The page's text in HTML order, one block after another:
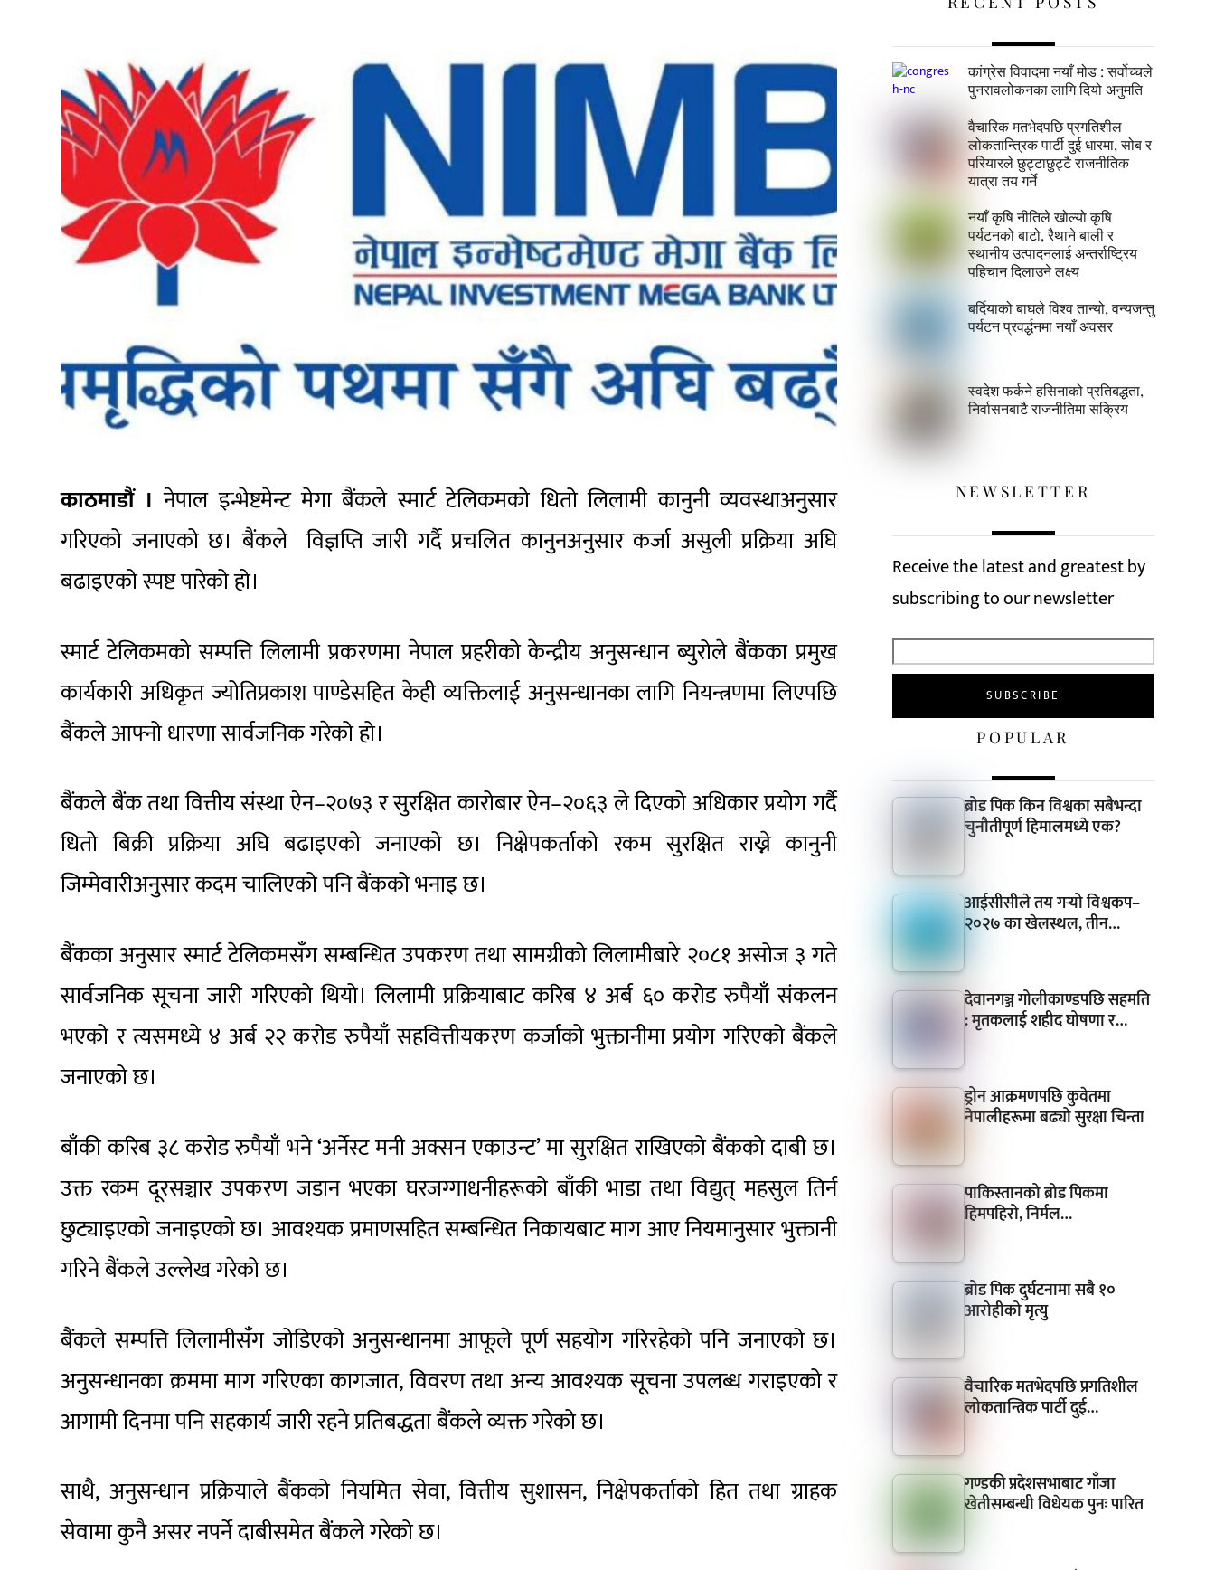
काठमाडौं ।नेपाल इन्भेष्टमेन्ट मेगा बैंकले स्मार्ट टेलिकमको धितो लिलामी कानुनी व्यवस्थाअनुसार
गरिएको जनाएको छ। बैंकले विज्ञप्ति जारी गर्दै प्रचलित कानुनअनुसार कर्जा असुली प्रक्रिया अघि
बढाइएको स्पष्ट पारेको हो।
स्मार्ट टेलिकमको सम्पत्ति लिलामी प्रकरणमानेपाल प्रहरीको केन्द्रीय अनुसन्धान ब्युरोले बैंकका प्रमुख
कार्यकारी अधिकृत ज्योतिप्रकाश पाण्डेसहित केही व्यक्तिलाई अनुसन्धानका लागि नियन्त्रणमा लिएपछि
बैंकले आफ्नो धारणा सार्वजनिक गरेको हो।
बैंकले बैंक तथा वित्तीय संस्था ऐन–२०७३ र सुरक्षित कारोबार ऐन–२०६३ ले दिएको अधिकार प्रयोग गर्दै
धितो बिक्री प्रक्रिया अघि बढाइएको जनाएको छ। निक्षेपकर्ताको रकम सुरक्षित राख्ने कानुनी
जिम्मेवारीअनुसार कदम चालिएको पनि बैंकको भनाइ छ।
बैंकका अनुसार स्मार्ट टेलिकमसँग सम्बन्धित उपकरण तथा सामग्रीको लिलामीबारे २०८१ असोज ३ गते
सार्वजनिक सूचना जारी गरिएको थियो। लिलामी प्रक्रियाबाट करिब ४ अर्ब ६० करोड रुपैयाँ संकलन
भएको र त्यसमध्ये ४ अर्ब २२ करोड रुपैयाँ सहवित्तीयकरण कर्जाको भुक्तानीमा प्रयोग गरिएको बैंकले
जनाएको छ।
बाँकी करिब ३८ करोड रुपैयाँ भने ‘अर्नेस्ट मनी अक्सन एकाउन्ट’ मा सुरक्षित राखिएको बैंकको दाबी छ।
उक्त रकम दूरसञ्चार उपकरण जडान भएका घरजग्गाधनीहरूको बाँकी भाडा तथा विद्युत् महसुल तिर्न
छुट्याइएको जनाइएको छ। आवश्यक प्रमाणसहित सम्बन्धित निकायबाट माग आए नियमानुसार भुक्तानी
गरिने बैंकले उल्लेख गरेको छ।
बैंकले सम्पत्ति लिलामीसँग जोडिएको अनुसन्धानमा आफूले पूर्ण सहयोग गरिरहेको पनि जनाएको छ।
अनुसन्धानका क्रममा माग गरिएका कागजात, विवरण तथा अन्य आवश्यक सूचना उपलब्ध गराइएको र
आगामी दिनमा पनि सहकार्य जारी रहने प्रतिबद्धता बैंकले व्यक्त गरेको छ।
साथै, अनुसन्धान प्रक्रियाले बैंकको नियमित सेवा, वित्तीय सुशासन, निक्षेपकर्ताको हित तथा ग्राहक
सेवामा कुनै असर नपर्ने दाबीसमेत बैंकले गरेको छ।
कांग्रेस विवादमा नयाँ मोड : सर्वोच्चले
पुनरावलोकनका लागि दियो अनुमति
वैचारिक मतभेदपछि प्रगतिशील
लोकतान्त्रिक पार्टी दुई धारमा, सोब र
परियारले छुट्टाछुट्टै राजनीतिक
यात्रा तय गर्ने
नयाँ कृषि नीतिले खोल्यो कृषि
पर्यटनको बाटो, रैथाने बाली र
स्थानीय उत्पादनलाई अन्तर्राष्ट्रिय
पहिचान दिलाउने लक्ष्य
बर्दियाको बाघले विश्व तान्यो, वन्यजन्तु
पर्यटन प्रवर्द्धनमा नयाँ अवसर
स्वदेश फर्कने हसिनाको प्रतिबद्धता,
निर्वासनबाटै राजनीतिमा सक्रिय
NEWSLETTER
Receive the latest and greatest by
subscribing to our newsletter
POPULAR
ब्रोड पिक किन विश्वका सबैभन्दा
चुनौतीपूर्ण हिमालमध्ये एक?
आईसीसीले तय गर्‍यो विश्वकप–
२०२७ का खेलस्थल, तीन…
देवानगञ्ज गोलीकाण्डपछि सहमति
: मृतकलाई शहीद घोषणा र…
ड्रोन आक्रमणपछि कुवेतमा
नेपालीहरूमा बढ्यो सुरक्षा चिन्ता
पाकिस्तानको ब्रोड पिकमा
हिमपहिरो, निर्मल…
ब्रोड पिक दुर्घटनामा सबै १०
आरोहीको मृत्यु
वैचारिक मतभेदपछि प्रगतिशील
लोकतान्त्रिक पार्टी दुई…
गण्डकी प्रदेशसभाबाट गाँजा
खेतीसम्बन्धी विधेयक पुनः पारित